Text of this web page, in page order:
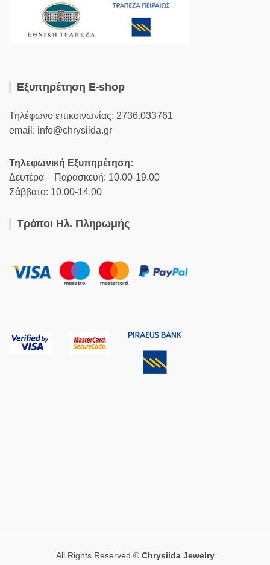
Εξυπηρέτηση E-shop
Τηλέφωνο επικοινωνίας: 2736.033761
email: info@chrysiida.gr
Τηλεφωνική Εξυπηρέτηση:
Δευτέρα – Παρασκευή: 10.00-19.00
Σάββατο: 10.00-14.00
Τρόποι Ηλ. Πληρωμής
All Rights Reserved © Chrysiida Jewelry